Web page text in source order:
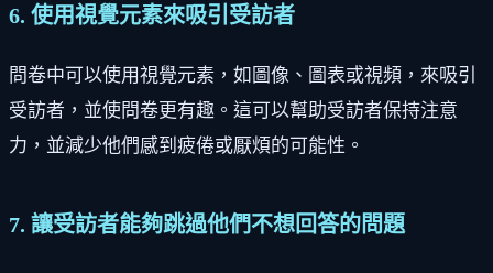
6. 使用視覺元素來吸引受訪者
問卷中可以使用視覺元素，如圖像、圖表或視頻，來吸引
受訪者，並使問卷更有趣。這可以幫助受訪者保持注意
力，並減少他們感到疲倦或厭煩的可能性。
7. 讓受訪者能夠跳過他們不想回答的問題